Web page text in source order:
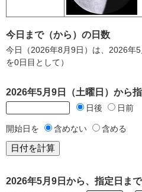
今日まで（から）の日数
今日（2026年8月9日）は、2026年
を0日目として）
2026年5月9日（土曜日）から
日後 日前
開始日を 含めない 含める
2026年5月9日から、指定日ま